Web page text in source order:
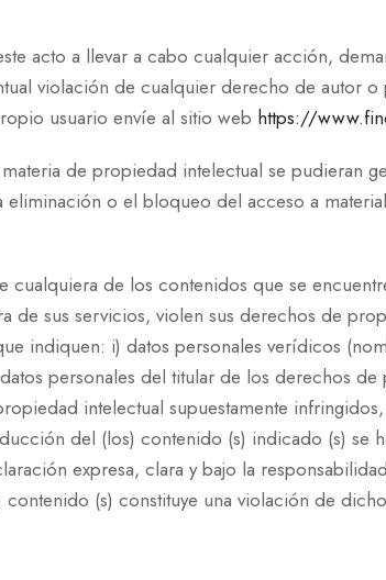
acto a llevar a cabo cualquier acción,
violación de cualquier derecho de autor
usuario envíe al sitio web https://
de propiedad intelectual se pudieran
o el bloqueo del acceso a
de los contenidos que se
de sus servicios, violen sus derechos de
indiquen: i) datos personales verídicos
personales del titular de los derechos
intelectual supuestamente
del (los) contenido (s) indicado (s) se
expresa, clara y bajo la
(s) constituye una violación de